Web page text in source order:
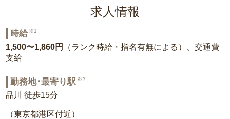
求人情報
時給 ※1
1,500〜1,860円
（ランク時給・指名有無による）、交通費
支給
勤務地･最寄り駅 ※2
品川 徒歩15分
（東京都港区付近）